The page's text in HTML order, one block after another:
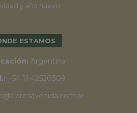
y año nuevo
ESTAMOS
Argentina
+54 11 42520309